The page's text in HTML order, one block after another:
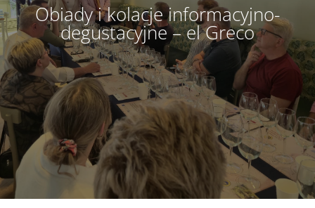
Obiady i kolacje informacyjno-
degustacyjne – el Greco